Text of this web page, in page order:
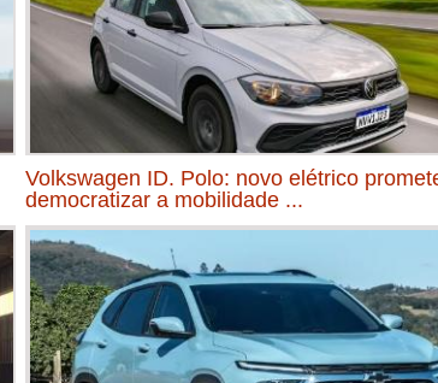
Volkswagen ID. Polo: novo elétrico
democratizar a mobilidade ...